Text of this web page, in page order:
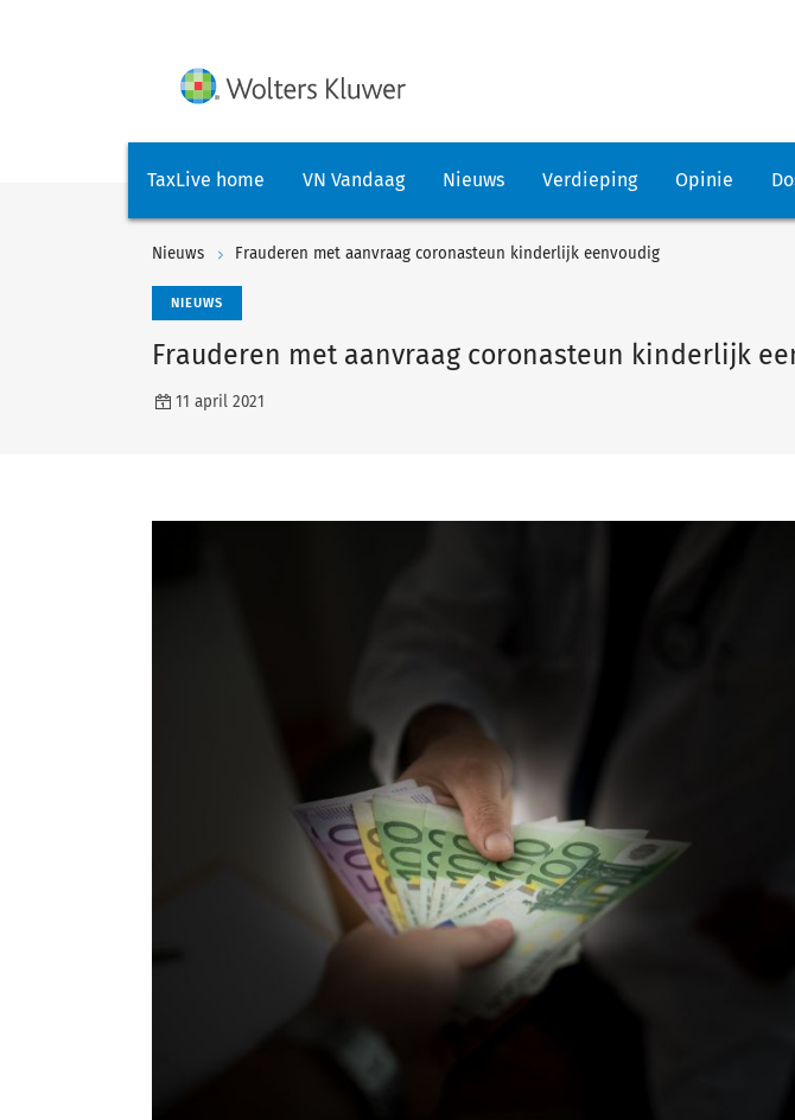
TaxLive home VN Vandaag Nieuws Verdieping Opinie
Nieuws Frauderen met aanvraag coronasteun kinderlijk eenvoudig
NIEUWS
Frauderen met aanvraag coronasteun kinderlijk
11 april 2021